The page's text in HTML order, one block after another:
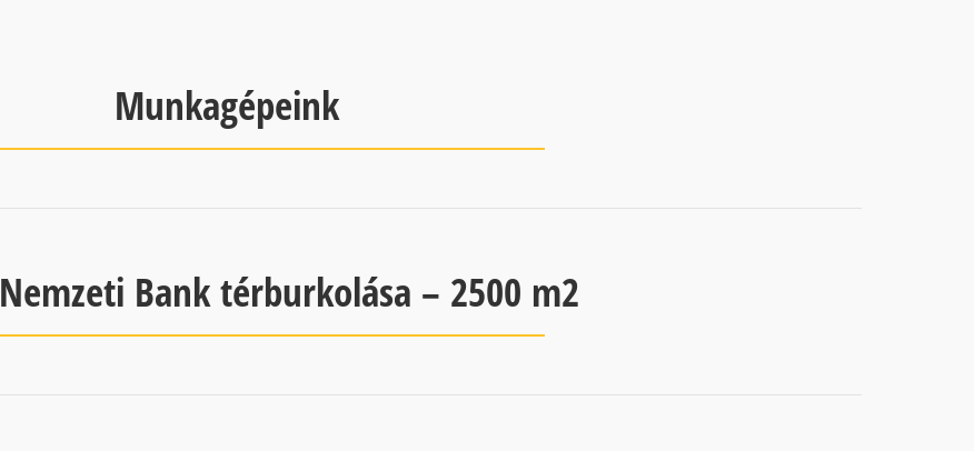
Munkagépeink
Bank térburkolása – 2500 m2